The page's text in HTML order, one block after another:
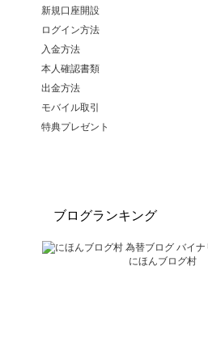
新規口座開設
ログイン方法
入金方法
本人確認書類
出金方法
モバイル取引
特典プレゼント
ブログランキング
にほんブログ村